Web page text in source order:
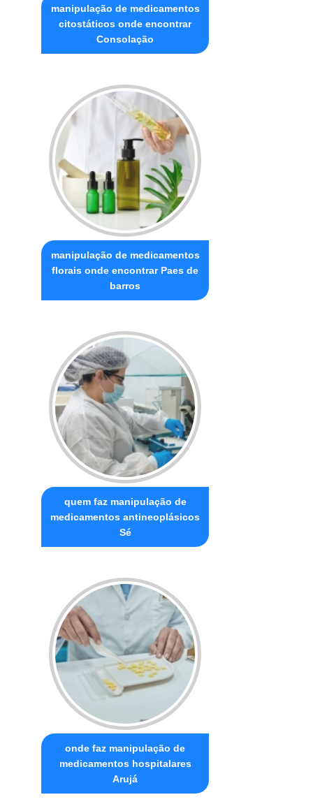
manipulação de medicamentos
citostáticos onde encontrar
Consolação
manipulação de medicamentos
florais onde encontrar Paes de
barros
quem faz manipulação de
medicamentos antineoplásicos
Sé
onde faz manipulação de
medicamentos hospitalares
Arujá